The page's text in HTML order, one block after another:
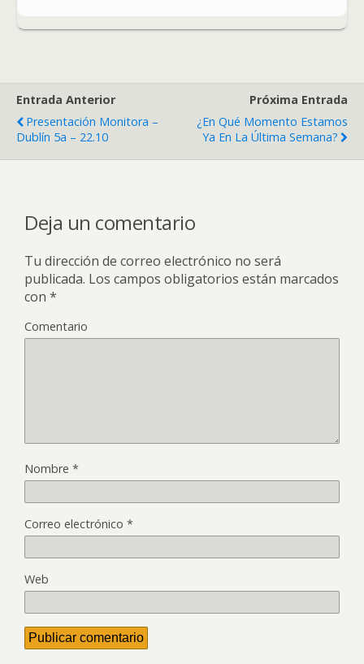
Entrada Anterior
Presentación Monitora –
Dublín 5a – 22.10
Próxima Entrada
¿En Qué Momento Estamos
Ya En La Última Semana?
Deja un comentario
Tu dirección de correo electrónico no será
publicada. Los campos obligatorios están marcados
con *
Comentario
Nombre *
Correo electrónico *
Web